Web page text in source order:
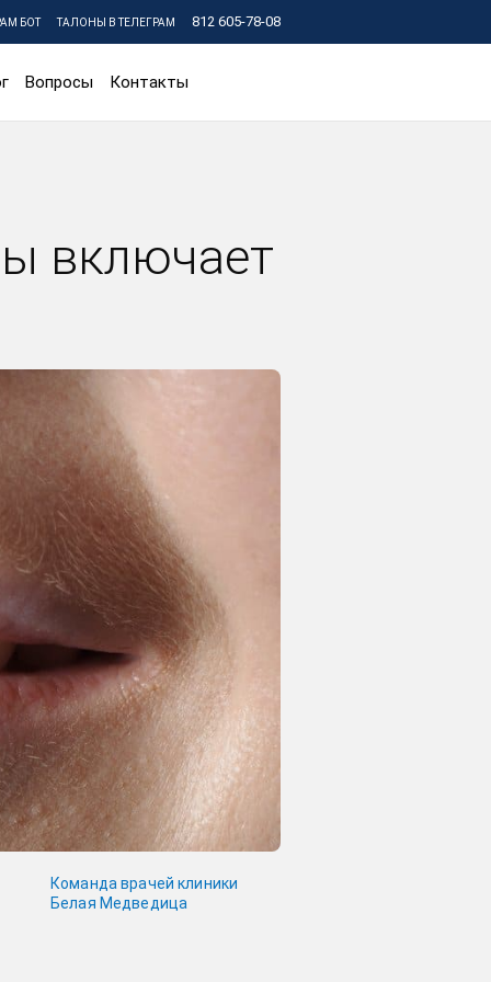
БОТ ТАЛОНЫ В ТЕЛЕГРАМ 812 605-78-08
Вопросы Контакты
включает
Команда врачей клиники
Белая Медведица